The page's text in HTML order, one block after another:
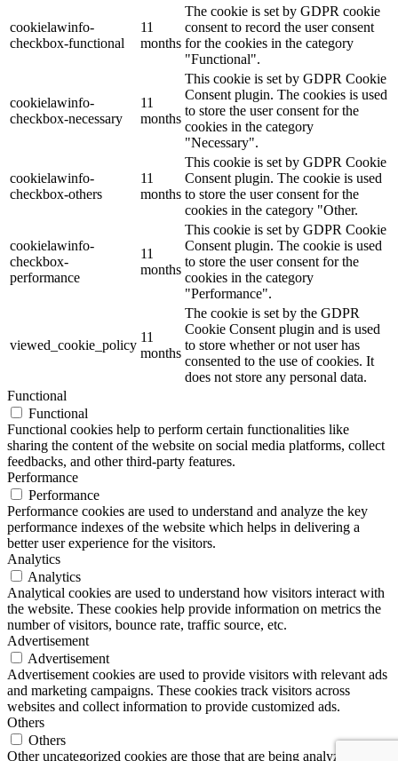
cookielawinfo-
checkbox-functional
11
months
The cookie is set by GDPR cookie
consent to record the user consent
for the cookies in the category
"Functional".
cookielawinfo-
checkbox-necessary
11
months
This cookie is set by GDPR Cookie
Consent plugin. The cookies is used
to store the user consent for the
cookies in the category
"Necessary".
cookielawinfo-
checkbox-others
11
months
This cookie is set by GDPR Cookie
Consent plugin. The cookie is used
to store the user consent for the
cookies in the category "Other.
cookielawinfo-
checkbox-
performance
11
months
This cookie is set by GDPR Cookie
Consent plugin. The cookie is used
to store the user consent for the
cookies in the category
"Performance".
viewed_cookie_policy
11
months
The cookie is set by the GDPR
Cookie Consent plugin and is used
to store whether or not user has
consented to the use of cookies. It
does not store any personal data.
Functional
Functional
Functional cookies help to perform certain functionalities like
sharing the content of the website on social media platforms, collect
feedbacks, and other third-party features.
Performance
Performance
Performance cookies are used to understand and analyze the key
performance indexes of the website which helps in delivering a
better user experience for the visitors.
Analytics
Analytics
Analytical cookies are used to understand how visitors interact with
the website. These cookies help provide information on metrics the
number of visitors, bounce rate, traffic source, etc.
Advertisement
Advertisement
Advertisement cookies are used to provide visitors with relevant ads
and marketing campaigns. These cookies track visitors across
websites and collect information to provide customized ads.
Others
Others
Other uncategorized cookies are those that are being analyzed and